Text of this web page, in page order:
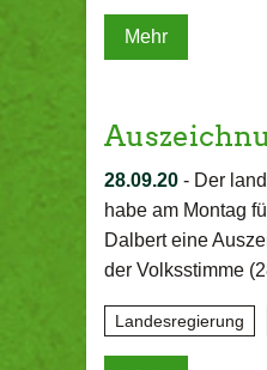
Mehr
28.09.20 - Der
habe am Montag
Dalbert eine
der Volksstimme
Landesregierung